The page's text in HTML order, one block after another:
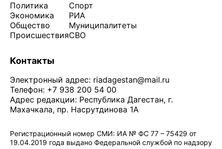
Политика
Экономика
Общество
Происшествия
Спорт
РИА
Муниципалитеты
СВО
Контакты
Электронный адрес: riadagestan@mail.ru
Телефон: +7 938 200 54 00
Адрес редакции: Республика Дагестан, г.
Махачкала, пр. Насрутдинова 1А
Регистрационный номер СМИ: ИА № ФС 77 – 75429 от
19.04.2019 года выдано Федеральной службой по надзору